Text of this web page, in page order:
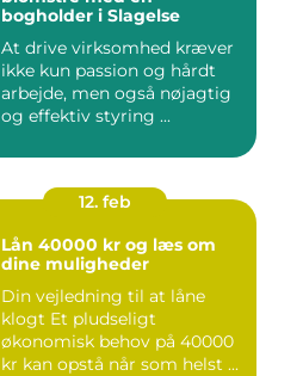
bogholder i Slagelse
At drive virksomhed kræver
ikke kun passion og hårdt
arbejde, men også nøjagtig
og effektiv styring ...
12. feb
Lån 40000 kr og læs om
dine muligheder
Din vejledning til at låne
klogt Et pludseligt
økonomisk behov på 40000
kr kan opstå når som helst ...